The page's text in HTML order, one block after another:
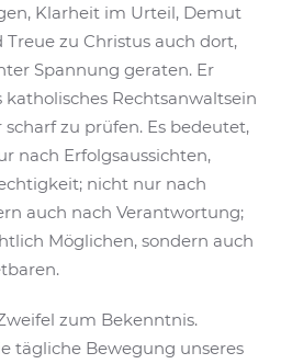
Klarheit im Urteil, Demut
zu Christus auch dort,
Spannung geraten. Er
Rechtsanwaltsein
zu prüfen. Es bedeutet,
nach Erfolgsaussichten,
nicht nur nach
auch nach Verantwortung;
Möglichen, sondern auch
zum Bekenntnis.
tägliche Bewegung unseres